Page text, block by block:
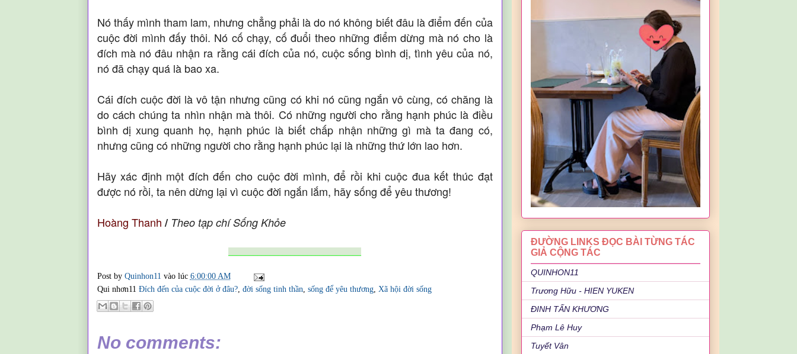
Nó thấy mình tham lam, nhưng chẳng phải là do nó không biết đâu là điểm đến của
cuộc đời mình đấy thôi. Nó cố chạy, cố đuổi theo những điểm dừng mà nó cho là
đích mà nó đâu nhận ra rằng cái đích của nó, cuộc sống bình dị, tình yêu của nó,
nó đã chạy quá là bao xa.
Cái đích cuộc đời là vô tận nhưng cũng có khi nó cũng ngắn vô cùng, có chăng là
do cách chúng ta nhìn nhận mà thôi. Có những người cho rằng hạnh phúc là điều
bình dị xung quanh họ, hạnh phúc là biết chấp nhận những gì mà ta đang có,
nhưng cũng có những người cho rằng hạnh phúc lại là những thứ lớn lao hơn.
Hãy xác định một đích đến cho cuộc đời mình, để rồi khi cuộc đua kết thúc đạt
được nó rồi, ta nên dừng lại vì cuộc đời ngắn lắm, hãy sống để yêu thương!
Hoàng Thanh / Theo tạp chí Sống Khỏe
Post by Quinhon11 vào lúc 6:00:00 AM
Qui nhơn11 Đích đến của cuộc đời ở đâu?, đời sống tinh thần, sống để yêu thương, Xã hội đời sống
No comments:
ĐƯỜNG LINKS ĐỌC BÀI TỪNG TÁC
GIẢ CỘNG TÁC
QUINHON11
Trương Hữu - HIEN YUKEN
ĐINH TẤN KHƯƠNG
Phạm Lê Huy
Tuyết Vân